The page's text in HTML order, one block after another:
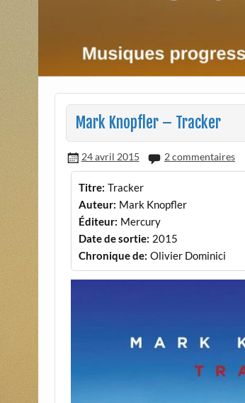
Mark Knopfler – Tracker
24 avril 2015 2 commentaires
Titre: Tracker
Auteur: Mark Knopfler
Éditeur: Mercury
Date de sortie: 2015
Chronique de: Olivier Dominici